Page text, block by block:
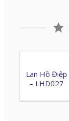
Lan Hồ Điệp
– LHD027